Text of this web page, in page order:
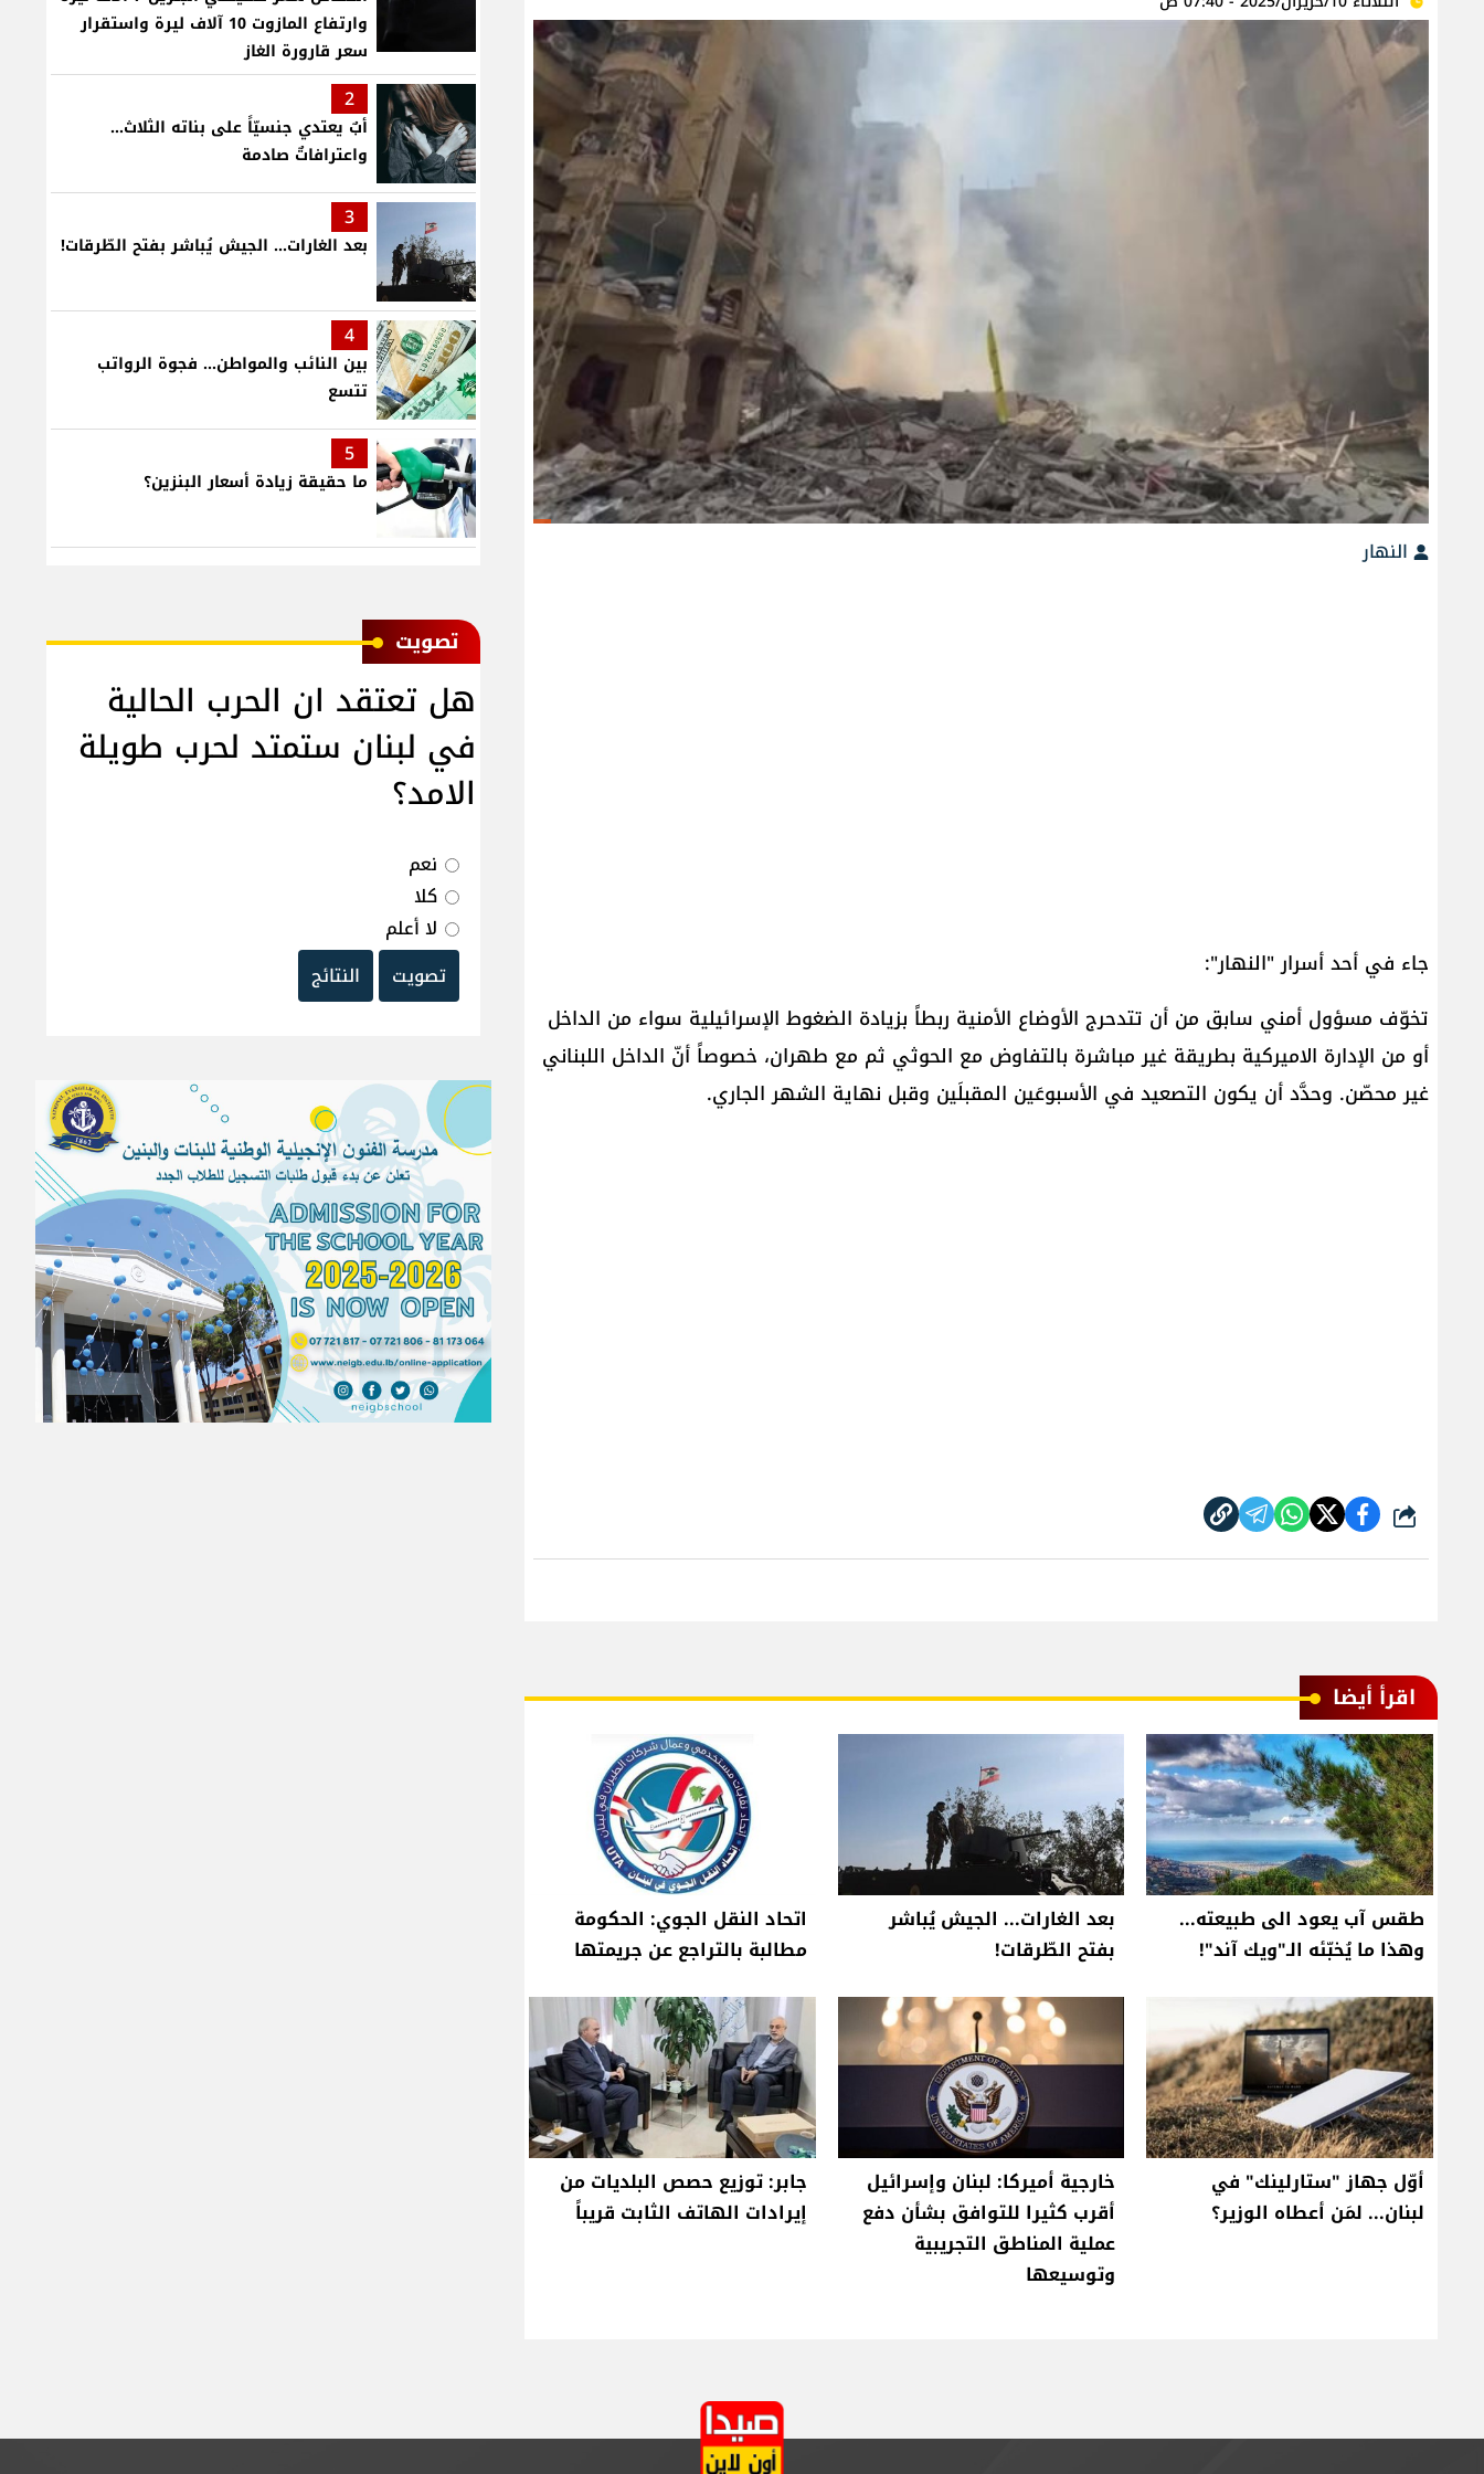
النهار
جاء في أحد أسرار "النهار":
تخوّف مسؤول أمني سابق من أن تتدحرج الأوضاع الأمنية ربطاً بزيادة الضغوط الإسرائيلية سواء من الداخل
أو من الإدارة الاميركية بطريقة غير مباشرة بالتفاوض مع الحوثي ثم مع طهران، خصوصاً أنّ الداخل اللبناني
غير محصّن. وحدَّد أن يكون التصعيد في الأسبوعَين المقبلَين وقبل نهاية الشهر الجاري.
شارك
اقرأ أيضا
طقس آب يعود الى طبيعته...
وهذا ما يُخبّئه الـ"ويك آند"!
بعد الغارات... الجيش يُباشر
بفتح الطّرقات!
اتحاد النقل الجوي: الحكومة
مطالبة بالتراجع عن جريمتها
أوّل جهاز "ستارلينك" في
لبنان... لمَن أعطاه الوزير؟
خارجية أميركا: لبنان وإسرائيل
أقرب كثيرا للتوافق بشأن دفع
عملية المناطق التجريبية
وتوسيعها
جابر: توزيع حصص البلديات من
إيرادات الهاتف الثابت قريباً
وارتفاع المازوت 10 آلاف ليرة واستقرار
سعر قارورة الغاز
2
أبٌ يعتدي جنسيّاً على بناته الثلاث…
واعترافاتٌ صادمة
3
بعد الغارات... الجيش يُباشر بفتح الطّرقات!
4
بين النائب والمواطن... فجوة الرواتب
تتسع
5
ما حقيقة زيادة أسعار البنزين؟
ﺗﺼﻮﻳﺖ
هل تعتقد ان الحرب الحالية
في لبنان ستمتد لحرب طويلة
الامد؟
نعم
كلا
لا أعلم
تصويت
النتائج